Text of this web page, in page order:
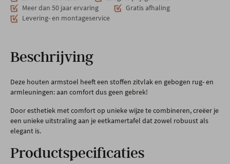
Meer dan 50 jaar ervaring
Gratis afhaling
Levering- en montageservice
Beschrijving
Deze houten armstoel heeft een stoffen zitvlak en gebogen rug- en
armleuningen: aan comfort dus geen gebrek!
Door esthetiek met comfort op unieke wijze te combineren, creëer je
een unieke uitstraling aan je eetkamertafel dat zowel robuust als
elegant is.
Productspecificaties